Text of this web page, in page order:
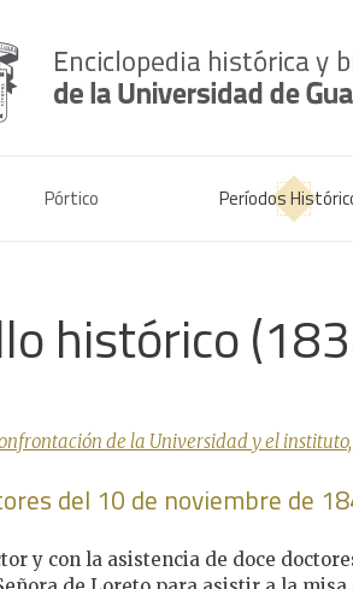
Pórtico Períodos
histórico
de la Universidad y el instituto,
del 10 de noviembre de
y con la asistencia de doce